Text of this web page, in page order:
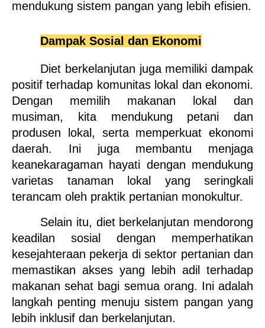
mendukung sistem pangan yang lebih efisien.
Dampak Sosial dan Ekonomi
Diet berkelanjutan juga memiliki dampak
positif terhadap komunitas lokal dan ekonomi.
Dengan memilih makanan lokal dan
musiman, kita mendukung petani dan
produsen lokal, serta memperkuat ekonomi
daerah. Ini juga membantu menjaga
keanekaragaman hayati dengan mendukung
varietas tanaman lokal yang seringkali
terancam oleh praktik pertanian monokultur.
Selain itu, diet berkelanjutan mendorong
keadilan sosial dengan memperhatikan
kesejahteraan pekerja di sektor pertanian dan
memastikan akses yang lebih adil terhadap
makanan sehat bagi semua orang. Ini adalah
langkah penting menuju sistem pangan yang
lebih inklusif dan berkelanjutan.